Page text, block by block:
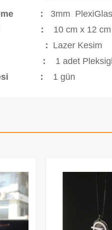
: 3mm
:
10 cm x 12 cm
: Lazer Kesim
:
1 adet
:
1 gün